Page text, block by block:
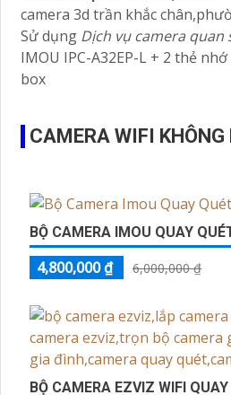
camera 3d trần khắc
Sử dụng Dịch vụ camera quan
IMOU IPC-A32EP-L + 2 thẻ nhớ
box
CAMERA WIFI KHÔNG
BỘ CAMERA IMOU QUAY
4,800,000 ₫ 6,000,000 ₫
BỘ CAMERA EZVIZ WIFI